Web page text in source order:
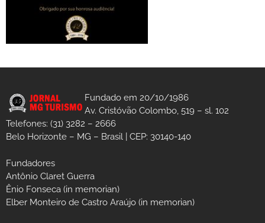
Fundado em 20/10/1986
Av. Cristóvão Colombo, 519 – sl. 102
Telefones: (31) 3282 – 2666
Belo Horizonte – MG – Brasil | CEP: 30140-140
Fundadores
Antônio Claret Guerra
Ênio Fonseca (in memorian)
Elber Monteiro de Castro Araújo (in memorian)